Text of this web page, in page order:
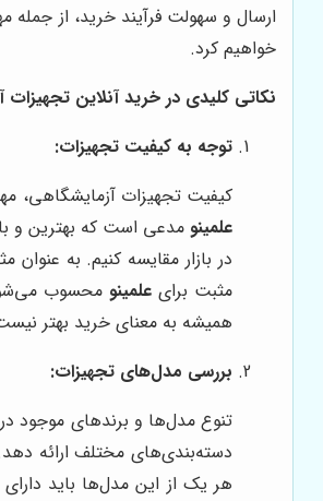
ارسال و سهولت فرآیند خرید، از جمله
خواهیم کرد.
نکاتی کلیدی در خرید آنلاین تجهیزات
توجه به کیفیت تجهیزات:
کیفیت تجهیزات آزمایشگاهی،
علمینومدعی است که بهترین و با
در بازار مقایسه کنیم. به عنوان
مثبت برای علمینومحسوب می‌شود.
همیشه به معنای خرید بهتر
بررسی مدل‌های تجهیزات:
تنوع مدل‌ها و برندهای موجود
دسته‌بندی‌های مختلف ارائه
هر یک از این مدل‌ها باید